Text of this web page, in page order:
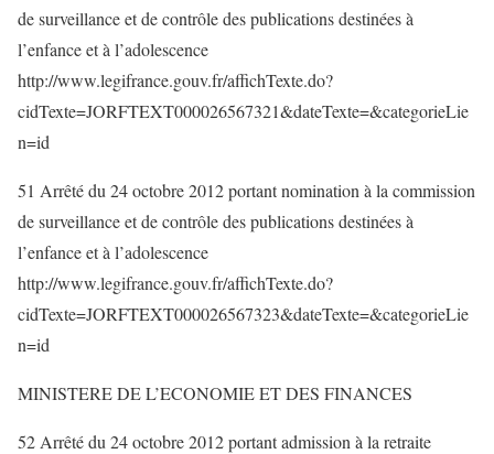
de surveillance et de contrôle des publications destinées à
l’enfance et à l’adolescence
http://www.legifrance.gouv.fr/affichTexte.do?
cidTexte=JORFTEXT000026567321&dateTexte=&categorieLie
n=id
51 Arrêté du 24 octobre 2012 portant nomination à la commission
de surveillance et de contrôle des publications destinées à
l’enfance et à l’adolescence
http://www.legifrance.gouv.fr/affichTexte.do?
cidTexte=JORFTEXT000026567323&dateTexte=&categorieLie
n=id
MINISTERE DE L’ECONOMIE ET DES FINANCES
52 Arrêté du 24 octobre 2012 portant admission à la retraite